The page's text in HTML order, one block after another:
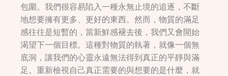
包圍。我們很容易陷入一種永無止境的追逐，不斷
地想要擁有更多、更好的東西。然而，物質的滿足
感往往是短暫的，當新鮮感褪去後，我們又會開始
渴望下一個目標。這種對物質的執著，就像一個無
底洞，讓我們的心靈永遠無法得到真正的平靜與滿
足。重新檢視自己真正需要的與想要的是什麼，就